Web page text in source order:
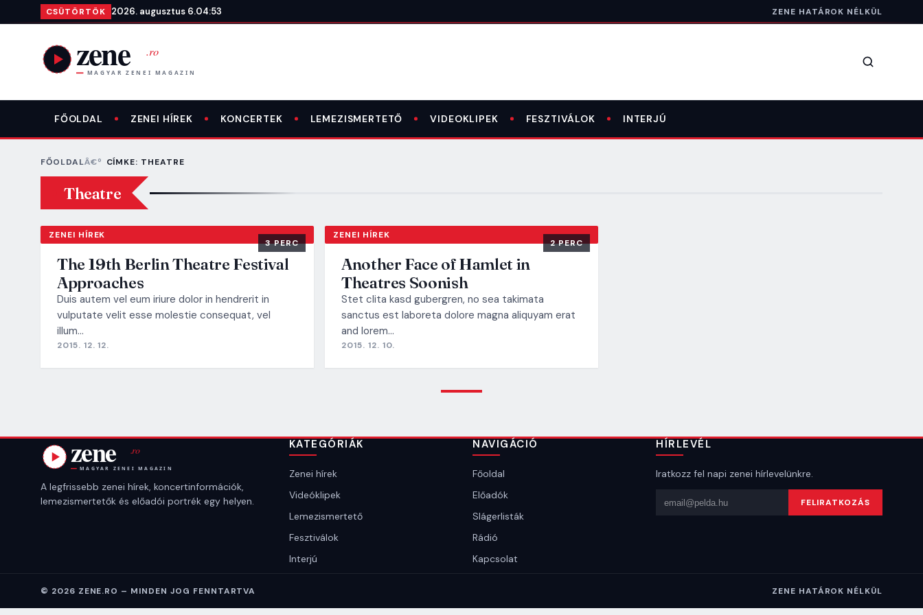
Ugrás a tartalomra
CSÜTÖRTÖK 2026. augusztus 6.04:53 ZENE HATÁROK NÉLKÜL
Keresés
FŐOLDAL ZENEI HÍREK KONCERTEK LEMEZISMERTETŐ VIDEOKLIPEK FESZTIVÁLOK INTERJÚ
FŐOLDAL CÍMKE: THEATRE
Theatre
ZENEI HÍREK
3 PERC
The 19th Berlin Theatre Festival
Approaches
Duis autem vel eum iriure dolor in hendrerit in
vulputate velit esse molestie consequat, vel
illum…
2015. 12. 12.
ZENEI HÍREK
2 PERC
Another Face of Hamlet in
Theatres Soonish
Stet clita kasd gubergren, no sea takimata
sanctus est laboreta dolore magna aliquyam erat
and lorem…
2015. 12. 10.
A legfrissebb zenei hírek, koncertinformációk,
lemezismertetők és előadói portrék egy helyen.
KATEGÓRIÁK
Zenei hírek
Videóklipek
Lemezismertető
Fesztiválok
Interjú
NAVIGÁCIÓ
Főoldal
Előadók
Slágerlisták
Rádió
Kapcsolat
HÍRLEVÉL
Iratkozz fel napi zenei hírlevelünkre.
Email cím FELIRATKOZÁS
© 2026 ZENE.RO – MINDEN JOG FENNTARTVA ZENE HATÁROK NÉLKÜL